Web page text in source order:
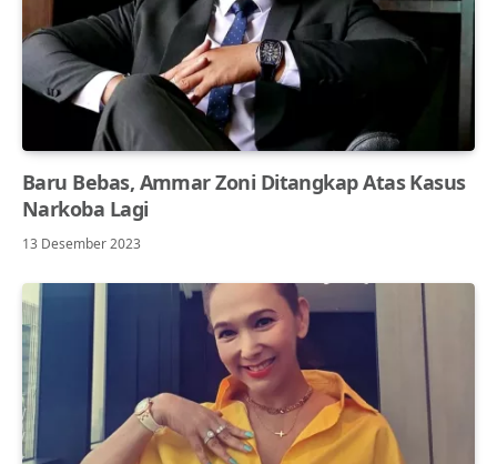
Baru Bebas, Ammar Zoni Ditangkap Atas Kasus
Narkoba Lagi
13 Desember 2023